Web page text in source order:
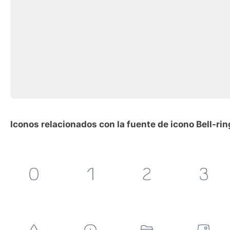
Iconos relacionados con la fuente de icono Bell-